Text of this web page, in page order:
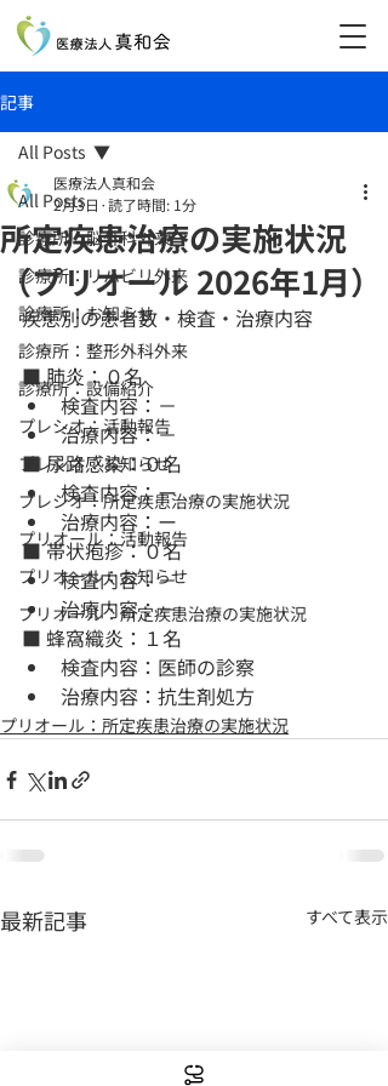
記事
All Posts
診療所：脳外科外来
診療所：リハビリ外来
診療所：お知らせ
診療所：整形外科外来
診療所：設備紹介
プレシオ：活動報告
プレシオ：お知らせ
プレシオ：所定疾患治療の実施状況
プリオール：活動報告
プリオール：お知らせ
プリオール：所定疾患治療の実施状況
All Posts
所定疾患治療の実施状況
（プリオール 2026年1月）
医療法人真和会
2月3日 読了時間: 1分
疾患別の患者数・検査・治療内容
■ 肺炎：０名
検査内容：－
治療内容：－
■ 尿路感染：０名
検査内容：ー
治療内容：ー
■ 帯状疱疹：０名
検査内容：－
治療内容：－
■ 蜂窩織炎：１名
検査内容：医師の診察
治療内容：抗生剤処方
プリオール：所定疾患治療の実施状況
最新記事 すべて表示